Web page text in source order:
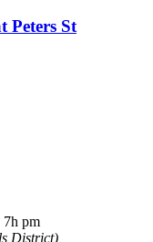
Peters St
7h pm
District)